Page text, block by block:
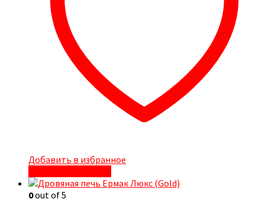
Добавить в избранное
0out of 5